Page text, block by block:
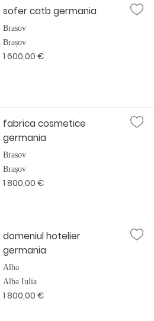
sofer catb germania
Brasov
Brașov
1 600,00 €
fabrica cosmetice
germania
Brasov
Brașov
1 800,00 €
domeniul hotelier
germania
Alba
Alba Iulia
1 800,00 €